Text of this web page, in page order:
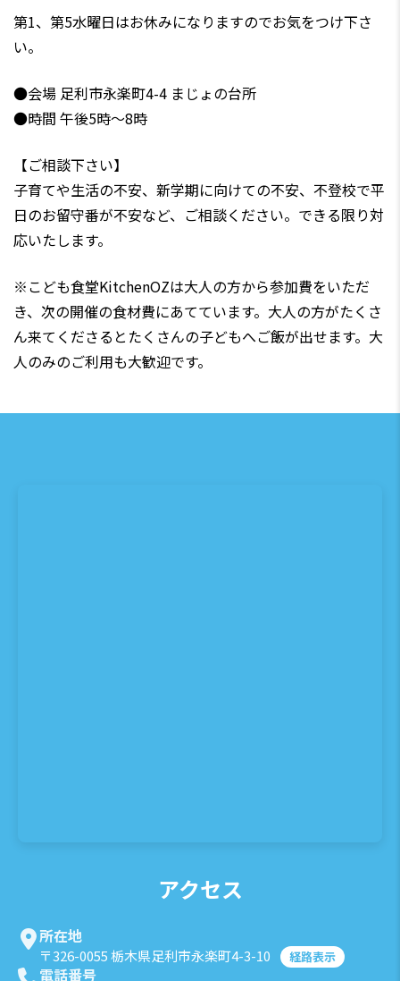
第1、第5水曜日はお休みになりますのでお気をつけ下さ
い。
●会場 足利市永楽町4-4 まじょの台所
●時間 午後5時～8時
【ご相談下さい】
子育てや生活の不安、新学期に向けての不安、不登校で平
日のお留守番が不安など、ご相談ください。できる限り対
応いたします。
※こども食堂KitchenOZは大人の方から参加費をいただ
き、次の開催の食材費にあてています。大人の方がたくさ
ん来てくださるとたくさんの子どもへご飯が出せます。大
人のみのご利用も大歓迎です。
アクセス
所在地
〒326-0055 栃木県足利市永楽町4-3-10 経路表示
電話番号